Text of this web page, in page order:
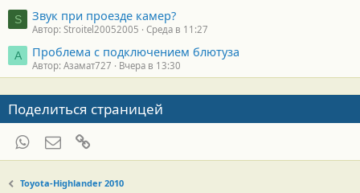
S Звук при проезде камер?
Автор: Stroitel20052005 Среда в 11:27
А Проблема с подключением блютуза
Автор: Азамат727 Вчера в 13:30
Поделиться страницей
WhatsAppЭлектронная почта
Toyota-Highlander 2010